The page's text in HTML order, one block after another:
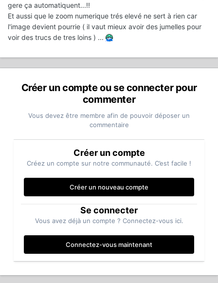
gere ça automatiquent...!!
Et aussi que le zoom numerique trés elevé ne sert à rien car
l'image devient pourrie ( il vaut mieux avoir des jumelles pour
voir des trucs de tres loins ) ...
Créer un compte ou se connecter pour
commenter
Vous devez être membre afin de pouvoir déposer un
commentaire
Créer un compte
Créez un compte sur notre communauté. C’est facile !
Créer un nouveau compte
Se connecter
Vous avez déjà un compte ? Connectez-vous ici.
Connectez-vous maintenant